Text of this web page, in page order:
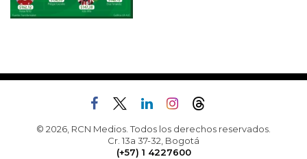
© 2026, RCN Medios. Todos los derechos reservados.
Cr. 13a 37-32, Bogotá
(+57) 1 4227600